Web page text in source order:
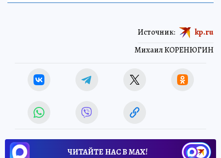
Михаил КОРЕНЮГИН
Источник: kp.ru
ЧИТАЙТЕ НАС В МАХ!